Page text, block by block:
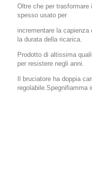
Oltre che per
spesso usato per
incrementare la capienza
la durata della ricarica.
Prodotto di altissima
per resistere negli anni.
Il bruciatore ha doppia
regolabile.Spegnifiamma